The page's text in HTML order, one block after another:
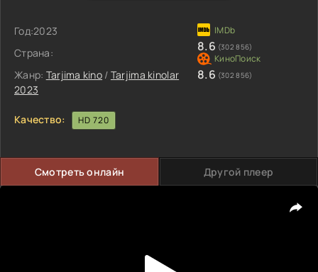
Год:2023
Страна:
Жанр: Tarjima kino / Tarjima kinolar
2023
8.6 (302 856)
8.6 (302 856)
Качество: HD 720
Смотреть онлайн Другой плеер